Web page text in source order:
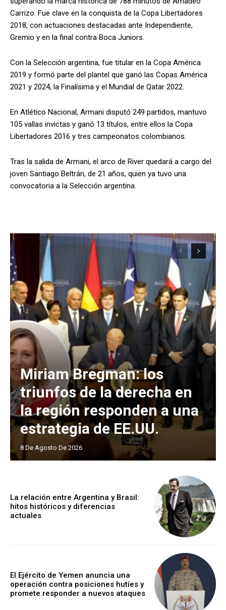
Carrizo. Fue clave en la conquista de la Copa Libertadores
2018, con actuaciones destacadas ante Independiente,
Gremio y en la final contra Boca Juniors.
Con la Selección argentina, fue titular en la Copa América
2019 y formó parte del plantel que ganó las Copas América
2021 y 2024, la Finalísima y el Mundial de Qatar 2022.
En Atlético Nacional, Armani disputó 249 partidos, mantuvo
105 vallas invictas y ganó 13 títulos, entre ellos la Copa
Libertadores 2016 y tres campeonatos colombianos.
Tras la salida de Armani, el arco de River quedará a cargo del
joven Santiago Beltrán, de 21 años, quien ya tuvo una
convocatoria a la Selección argentina.
Miriam Bregman: los
triunfos de la derecha en
la región responden a una
estrategia de EE.UU.
8 De Agosto De 2026
La relación entre Argentina y Brasil:
hitos históricos y diferencias
actuales
El Ejército de Yemen anuncia una
operación contra posiciones hutíes y
promete responder a nuevos ataques